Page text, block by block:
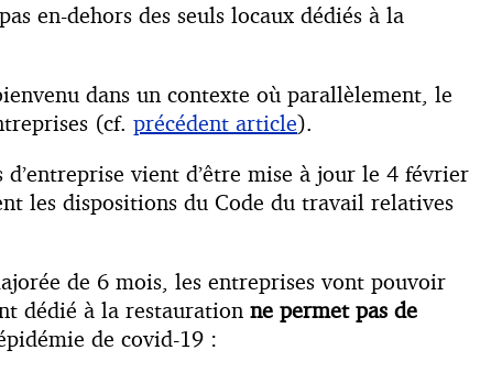
en-dehors des seuls locaux dédiés à la
dans un contexte où parallèlement, le
(cf. précédent article).
vient d’être mise à jour le 4 février
les dispositions du Code du travail relatives
de 6 mois, les entreprises vont pouvoir
dédié à la restauration ne permet pas de
de covid-19 :